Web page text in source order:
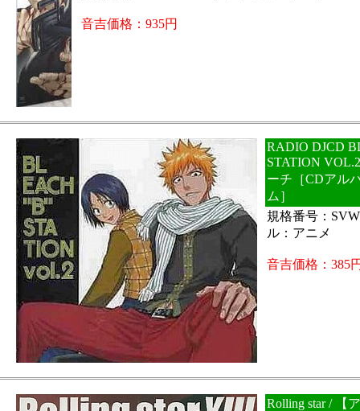
音吉価格：935円
RADIO DJCD
STATION
ーチ［CDアル
ム］
規格番号：
ル：アニメ
音吉価格：385
Rolling star / 【